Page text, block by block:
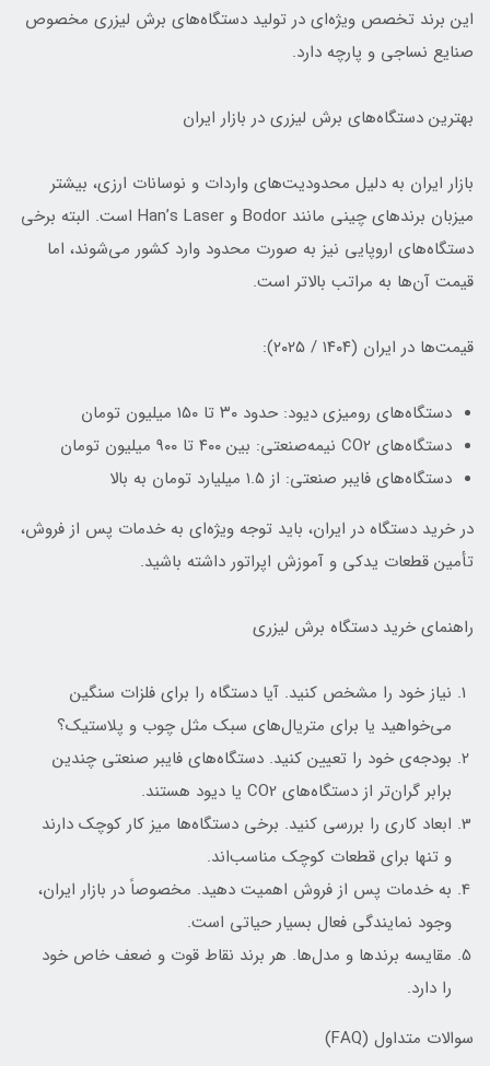
این برند تخصص ویژه‌ای در تولید دستگاه‌های برش لیزری مخصوص
صنایع نساجی و پارچه دارد.
بهترین دستگاه‌های برش لیزری در بازار ایران
بازار ایران به دلیل محدودیت‌های واردات و نوسانات ارزی، بیشتر
میزبان برندهای چینی مانند Bodor و Han’s Laser است. البته برخی
دستگاه‌های اروپایی نیز به صورت محدود وارد کشور می‌شوند، اما
قیمت آن‌ها به مراتب بالاتر است.
قیمت‌ها در ایران (۱۴۰۴ / ۲۰۲۵):
دستگاه‌های رومیزی دیود: حدود ۳۰ تا ۱۵۰ میلیون تومان
دستگاه‌های CO2 نیمه‌صنعتی: بین ۴۰۰ تا ۹۰۰ میلیون تومان
دستگاه‌های فایبر صنعتی: از ۱.۵ میلیارد تومان به بالا
در خرید دستگاه در ایران، باید توجه ویژه‌ای به خدمات پس از فروش،
تأمین قطعات یدکی و آموزش اپراتور داشته باشید.
راهنمای خرید دستگاه برش لیزری
نیاز خود را مشخص کنید. آیا دستگاه را برای فلزات سنگین
می‌خواهید یا برای متریال‌های سبک مثل چوب و پلاستیک؟
بودجه‌ی خود را تعیین کنید. دستگاه‌های فایبر صنعتی چندین
برابر گران‌تر از دستگاه‌های CO2 یا دیود هستند.
ابعاد کاری را بررسی کنید. برخی دستگاه‌ها میز کار کوچک دارند
و تنها برای قطعات کوچک مناسب‌اند.
به خدمات پس از فروش اهمیت دهید. مخصوصاً در بازار ایران،
وجود نمایندگی فعال بسیار حیاتی است.
مقایسه برندها و مدل‌ها. هر برند نقاط قوت و ضعف خاص خود
را دارد.
سوالات متداول (FAQ)